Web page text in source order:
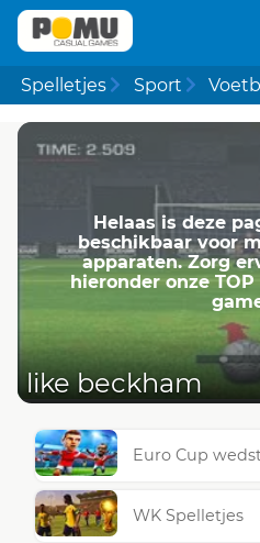
Spelletjes Sport
Helaas is deze
beschikbaar voor
apparaten. Zorg
hieronder onze
like beckham
Euro Cup
WK Spelletjes